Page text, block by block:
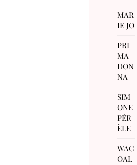
MAR
IE JO
PRI
MA
DON
NA
SIM
ONE
PÉR
ÈLE
WAC
OAL